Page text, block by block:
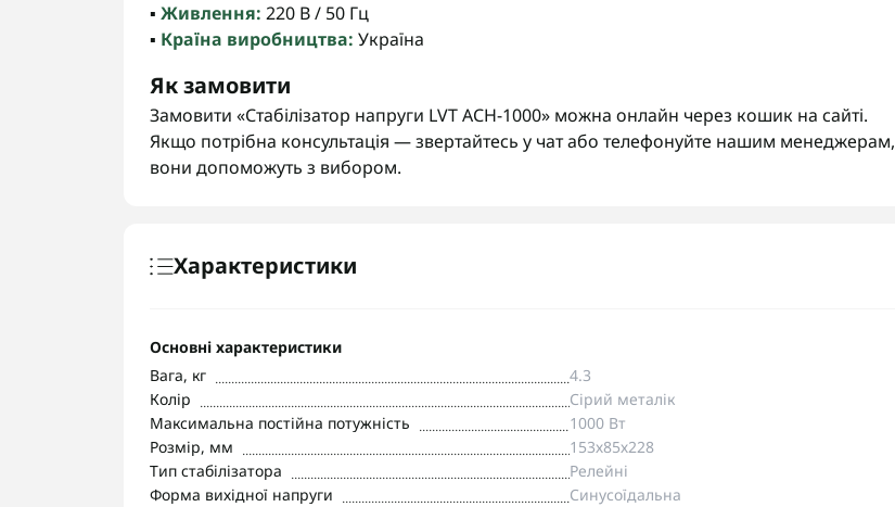
▪️ Живлення: 220 В / 50 Гц
▪️ Країна виробництва: Україна
Як замовити
Замовити «Стабілізатор напруги LVT АСН-1000» можна онлайн через кошик на сайті.
Якщо потрібна консультація — звертайтесь у чат або телефонуйте нашим менеджерам,
вони допоможуть з вибором.
Характеристики
Основні характеристики
Вага, кг
4.3
Колір
Сірий металік
Максимальна постійна потужність
1000 Вт
Розмір, мм
153х85х228
Тип стабілізатора
Релейні
Форма вихідної напруги
Синусоїдальна